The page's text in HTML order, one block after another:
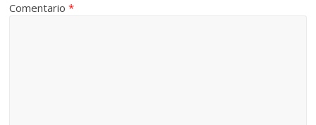
Comentario*